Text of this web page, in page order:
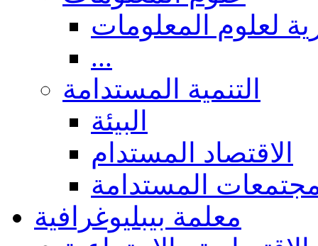
لعلوم المعلومات
...
التنمية المستدامة
البيئة
الاقتصاد المستدام
المستدامة
معلمة بيبليوغرافية